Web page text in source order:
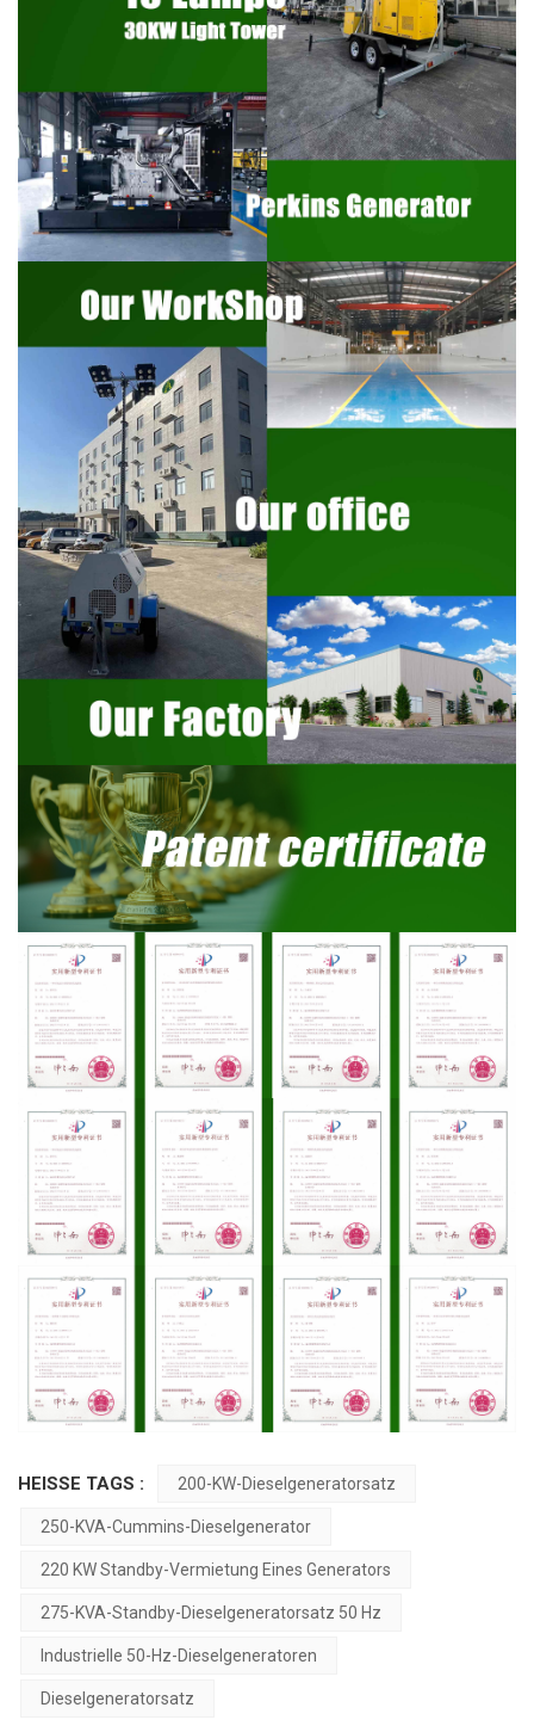
HEISSE TAGS : 200-KW-Dieselgeneratorsatz
250-KVA-Cummins-Dieselgenerator
220 KW Standby-Vermietung Eines Generators
275-KVA-Standby-Dieselgeneratorsatz 50 Hz
Industrielle 50-Hz-Dieselgeneratoren
Dieselgeneratorsatz